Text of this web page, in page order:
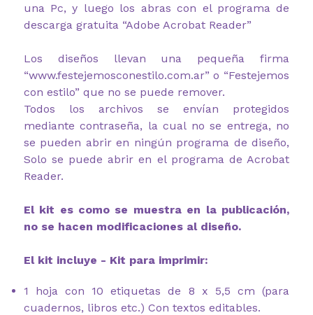
una Pc, y luego los abras con el programa de
descarga gratuita “Adobe Acrobat Reader”
Los diseños llevan una pequeña firma
“www.festejemosconestilo.com.ar” o “Festejemos
con estilo” que no se puede remover.
Todos los archivos se envían protegidos
mediante contraseña, la cual no se entrega, no
se pueden abrir en ningún programa de diseño,
Solo se puede abrir en el programa de Acrobat
Reader.
El kit es como se muestra en la publicación,
no se hacen modificaciones al diseño.
El kit incluye - Kit para imprimir:
1 hoja con 10 etiquetas de 8 x 5,5 cm (para
cuadernos, libros etc.) Con textos editables.